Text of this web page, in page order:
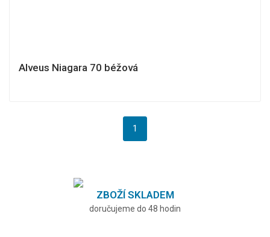
Alveus Niagara 70 béžová
1
ZBOŽÍ SKLADEM
doručujeme do 48 hodin